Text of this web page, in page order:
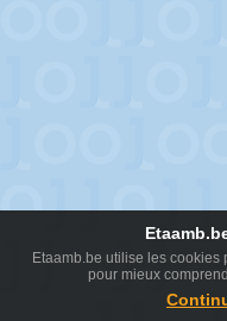
Etaamb.be utilise les
pour mieux